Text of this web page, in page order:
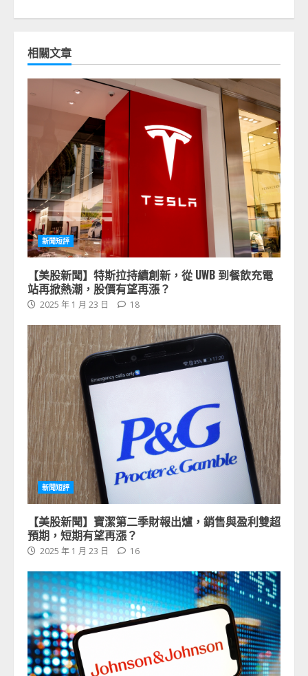
相關文章
新聞短評
【美股新聞】特斯拉持續創新，從 UWB 到餐飲充電
站再掀熱潮，股價有望再漲？
2025 年 1 月 23 日 18
新聞短評
【美股新聞】寶潔第二季財報出爐，銷售與盈利雙超
預期，短期有望再漲？
2025 年 1 月 23 日 16